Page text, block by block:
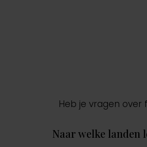
Heb je vragen
Naar welke landen